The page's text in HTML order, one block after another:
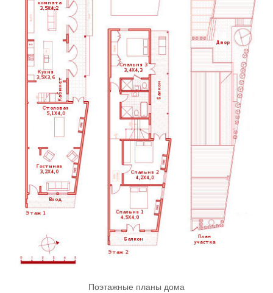
Поэтажные планы дома